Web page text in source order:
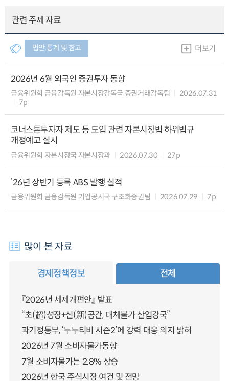
관련 주제 자료
법안.통계 및 참고 더보기
2026년 6월 외국인 증권투자 동향
금융위원회 금융감독원 자본시장감독국 증권거래감독팀
2026.07.31
7p
코너스톤투자자 제도 등 도입 관련 자본시장법 하위법규
개정예고 실시
금융위원회 자본시장국 자본시장과 2026.07.30 27p
’26년 상반기 등록 ABS 발행 실적
금융위원회 금융감독원 기업공시국 구조화증권팀 2026.07.29 7p
많이 본 자료
경제정책정보 전체
『2026년 세제개편안』 발표
“초(超)성장+신(新)공간, 대체불가 산업강국”
과기정통부, ‘누누티비 시즌2’에 강력 대응 의지 밝혀
2026년 7월 소비자물가동향
7월 소비자물가는 2.8% 상승
2026년 한국 주식시장 여건 및 전망